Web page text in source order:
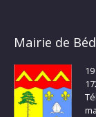
Mairie de